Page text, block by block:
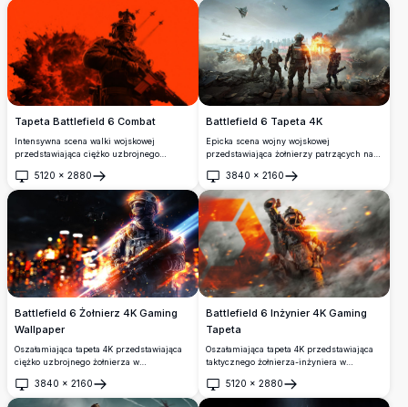
Tapeta Battlefield 6 Combat
Intensywna scena walki wojskowej
przedstawiająca ciężko uzbrojnego
tle dramatycznego pomarańczowo-
czerwonego pola bitwy. Wysokiej
rozdzielczości 4K tapeta gamingowa
prezentująca wybuchową akcję z
sylwetkami samolotów i dynamicznymi
efektami świetlnymi idealna dla
miłośników gier.
5120 × 2880
Otwórz
Battlefield 6 Tapeta 4K
Epicka scena wojny wojskowej
przedstawiająca żołnierzy patrzących na
eksplozjami, myśliwcami i helikopterami.
Ta tapeta wysokiej rozdzielczości uchwyta
intensywne działania na polu bitwy z
oszałamiającymi efektami wizualnymi,
dymem i zniszczeniami na miejskim
krajobrazie.
3840 × 2160
Otwórz
Battlefield 6 Żołnierz 4K Gaming
Wallpaper
Oszałamiająca tapeta 4K przedstawiająca
ciężko uzbrojnego żołnierza w
wybuchowymi efektami pola bitwy. Wysoko
rozdzielcza grafika przedstawia
3840 × 2160
Otwórz
Battlefield 6 Inżynier 4K Gaming
Tapeta
Oszałamiająca tapeta 4K przedstawiająca
taktycznego żołnierza-inżyniera w
sprzętem. Umieszczona na tle
wybuchowego pola bitwy z dramatycznym
5120 × 2880
Otwórz